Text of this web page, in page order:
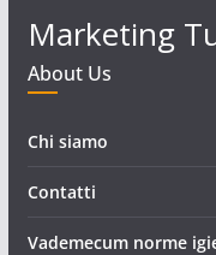
Marketing
About Us
Chi siamo
Contatti
Vademecum norme